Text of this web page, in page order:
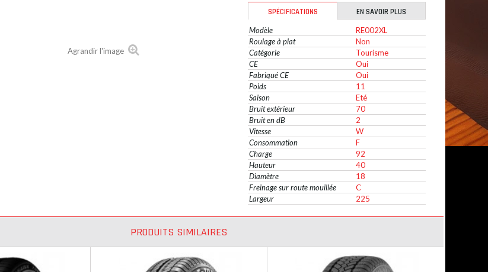
Agrandir l'image
SPÉCIFICATIONS
EN SAVOIR PLUS
Modèle
RE002XL
Roulage à plat
Non
Catégorie
Tourisme
CE
Oui
Fabriqué CE
Oui
Poids
11
Saison
Eté
Bruit extérieur
70
Bruit en dB
2
Vitesse
W
Consommation
F
Charge
92
Hauteur
40
Diamètre
18
Freinage sur route mouillée
C
Largeur
225
PRODUITS SIMILAIRES